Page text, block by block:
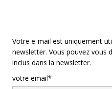
Votre e-mail est uniquement
newsletter. Vous pouvez vous
inclus dans la newsletter.
votre email*